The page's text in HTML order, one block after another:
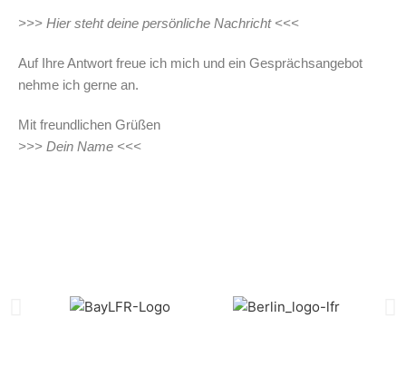
>>> Hier steht deine persönliche Nachricht <<<
Auf Ihre Antwort freue ich mich und ein Gesprächsangebot
nehme ich gerne an.
Mit freundlichen Grüßen
>>> Dein Name <<<